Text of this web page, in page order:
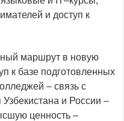
и доступ к
маршрут в новую
к базе подготовленных
– связь с
и России –
ценность –